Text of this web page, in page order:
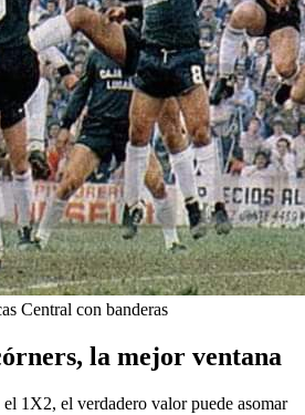
Central con banderas
la mejor ventana
1X2, el verdadero valor puede asomar